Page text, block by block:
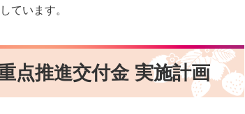
ています。
点推進交付金 実施計画